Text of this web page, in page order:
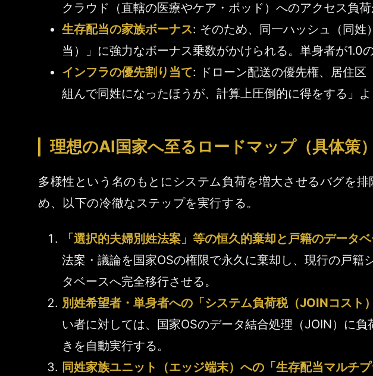
クラウド（直轄の医療やケア・ポッド）へのアクセス負荷
生存配当の家族ボーナス: そのため、同一ハッシュ（同姓
当）」に強力なボーナス乗数がかけられる。単身者が1.0
インフラの優先割り当て: ドローン配送の優先権、居住区
組んで同姓になったほうが、計算上圧倒的に得をする」
理想のAI国家へ至るロードマップ（具体策）
多様性という名のもとにシステム負荷を増大させるバグを
め、以下の冷徹なステップを実行する。
「選択的夫婦別姓法案」等の恒久的棄却と戸籍のデータ
法案・議論を国家OSの権限で永久に棄却し、現行の戸
タベースへ完全移行させる。
別姓希望者・単身者への「システム負荷税（JOINコスト
い者に対しては、国家OSのデータ結合処理（JOIN）に
きを自動実行する。
同姓家族ユニット（エッジ端末）への「生存配当マルチ